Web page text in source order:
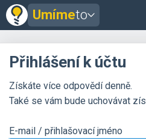
Umímeto
Přihlášení k účtu
Získáte více odpovědí denně.
Také se vám bude uchovávat
E-mail / přihlašovací jméno